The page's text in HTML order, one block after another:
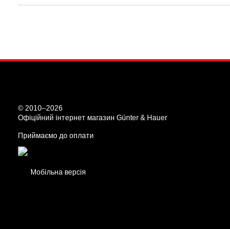
© 2010–2026
Офіційний інтернет магазин Günter & Hauer
Приймаємо до оплати
Мобільна версія